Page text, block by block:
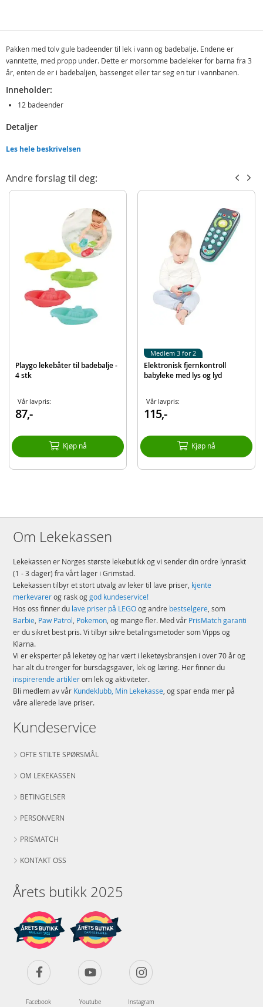
Pakken med tolv gule badeender til lek i vann og badebalje. Endene er
vanntette, med propp under. Dette er morsomme badeleker for barna fra 3
år, enten de er i badebaljen, bassenget eller tar seg en tur i vannbanen.
Inneholder:
12 badeender
Detaljer
Les hele beskrivelsen
Andre forslag til deg:
Playgo lekebåter til badebalje -
4 stk
Vår lavpris:
87,-
Kjøp nå
Elektronisk fjernkontroll
babyleke med lys og lyd
Vår lavpris:
115,-
Kjøp nå
Medlem 3 for 2
Om Lekekassen
Lekekassen er Norges største lekebutikk og vi sender din ordre lynraskt
(1 - 3 dager) fra vårt lager i Grimstad.
Lekekassen tilbyr et stort utvalg av leker til lave priser, kjente
merkevarerog rask oggod kundeservice!
Hos oss finner du lave priser på LEGOog andre bestselgere, som
Barbie, Paw Patrol, Pokemon, og mange fler. Med vår PrisMatch garanti
er du sikret best pris. Vi tilbyr sikre betalingsmetoder som Vipps og
Klarna.
Vi er eksperter på leketøy og har vært i leketøysbransjen i over 70 år og
har alt du trenger for bursdagsgaver, lek og læring. Her finner du
inspirerende artiklerom lek og aktiviteter.
Bli medlem av vår Kundeklubb, Min Lekekasse, og spar enda mer på
våre allerede lave priser.
Kundeservice
OFTE STILTE SPØRSMÅL
OM LEKEKASSEN
BETINGELSER
PERSONVERN
PRISMATCH
KONTAKT OSS
Årets butikk 2025
Facebook Youtube Instagram